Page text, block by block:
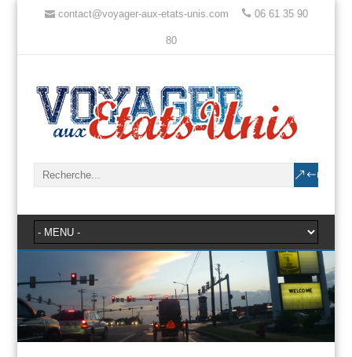
contact@voyager-aux-etats-unis.com 06 61 35 90
80